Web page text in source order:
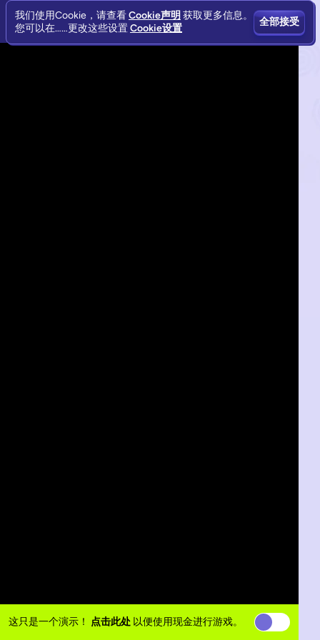
这只是一个演示！ 点击此处 以便使用现金进行游戏。
我们使用Cookie，请查看Cookie声明 获取更多信息。
您可以在……更改这些设置Cookie设置
全部接受